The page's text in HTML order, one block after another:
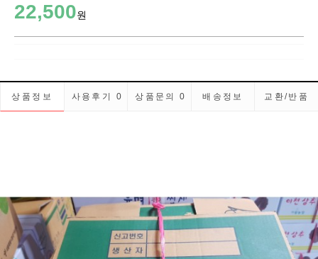
22,500원
상품정보 사용후기 0 상품문의0 배송정보 교환/반품